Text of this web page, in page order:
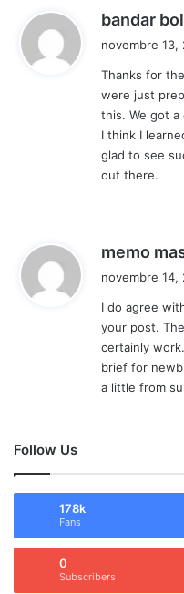
bandar
novembre 13,
Thanks for
were just
this. We got a
I think I
glad to see
out there.
memo
novembre 14,
I do agree
your post.
certainly
brief for
a little from
Follow Us
178k
Fans
0
Subscribers